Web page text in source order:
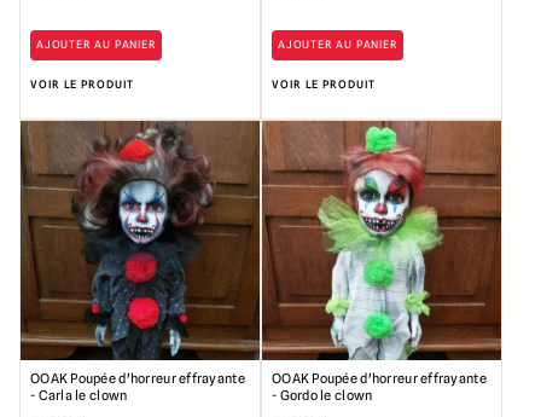
AJOUTER AU PANIER
VOIR LE PRODUIT
AJOUTER AU PANIER
VOIR LE PRODUIT
OOAK Poupée d'horreur effrayante
- Carla le clown
OOAK Poupée d'horreur effrayante
- Gordo le clown